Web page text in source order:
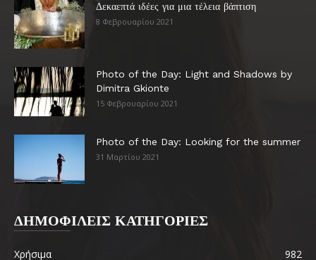
Δεκαεπτά ιδέες για μια τέλεια βάπτιση
8 Φεβρουαρίου 2021
Photo of the Day: Light and Shadows by
Dimitra Gkionte
15 Φεβρουαρίου 2021
Photo of the Day: Looking for the summer
31 Μαρτίου 2021
ΔΗΜΟΦΙΛΕΙΣ ΚΑΤΗΓΟΡΙΕΣ
Χρήσιμα 982